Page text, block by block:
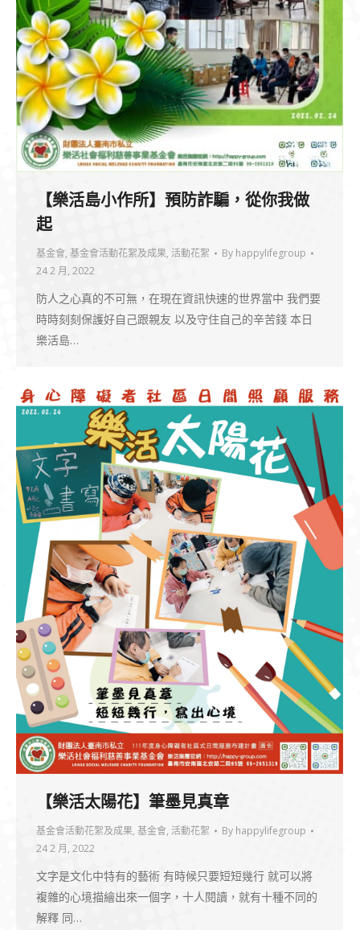
【樂活島小作所】預防詐騙，從你我做
起
基金會, 基金會活動花絮及成果, 活動花絮 By happylifegroup
24 2 月, 2022
防人之心真的不可無，在現在資訊快速的世界當中 我們要
時時刻刻保護好自己跟親友 以及守住自己的辛苦錢 本日
樂活島…
【樂活太陽花】筆墨見真章
基金會活動花絮及成果, 基金會, 活動花絮 By happylifegroup
24 2 月, 2022
文字是文化中特有的藝術 有時候只要短短幾行 就可以將
複雜的心境描繪出來一個字，十人閱讀，就有十種不同的
解釋 同…